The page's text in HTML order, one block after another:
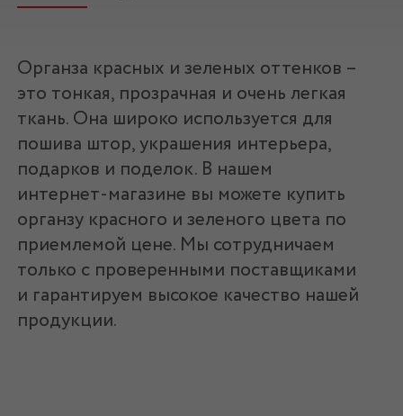
Органза красных и зеленых оттенков –
это тонкая, прозрачная и очень легкая
ткань. Она широко используется для
пошива штор, украшения интерьера,
подарков и поделок. В нашем
интернет-магазине вы можете купить
органзу красного и зеленого цвета по
приемлемой цене. Мы сотрудничаем
только с проверенными поставщиками
и гарантируем высокое качество нашей
продукции.